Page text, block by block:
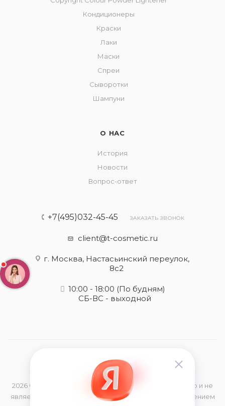
Кондиционеры
Краски
Лаки
Маски
Спреи
Сыворотки
Шампуни
О НАС
История
Новости
Вопрос-ответ
+7(495)032-45-45 ЗАКАЗАТЬ ЗВОНОК
client@t-cosmetic.ru
г. Москва, Настасьинский переулок,
8с2
10:00 - 18:00 (По будням)
СБ-ВС - выходной
2026 © Данный сайт носит информационный характер и не
является публичной офертой, определяемой положением